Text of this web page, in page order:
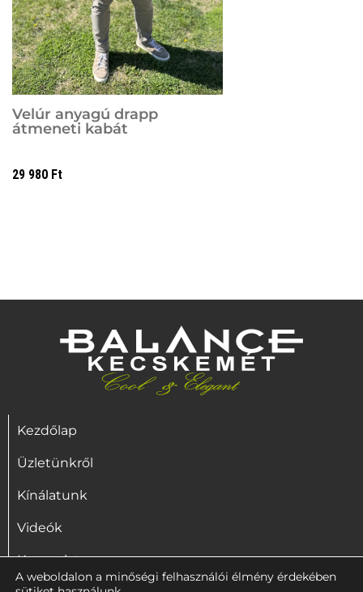
Velúr anyagú drapp
átmeneti kabát
29 980 Ft
Kezdőlap
Üzletünkről
Kínálatunk
Videók
Kapcsolat
A weboldalon a minőségi felhasználói élmény érdekében